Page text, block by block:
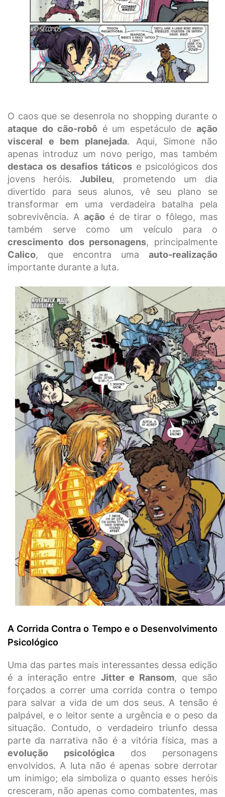
O caos que se desenrola no shopping durante o
ataque do cão-robô é um espetáculo deação
visceral e bem planejada. Aqui, Simone não
apenas introduz um novo perigo, mas também
destaca os desafios táticos e psicológicos dos
jovens heróis.Jubileu, prometendo um dia
divertido para seus alunos, vê seu plano se
transformar em uma verdadeira batalha pela
sobrevivência. A açãoé de tirar o fôlego, mas
também serve como um veículo para o
crescimento dos personagens, principalmente
Calico, que encontra uma auto-realização
importante durante a luta.
A Corrida Contra o Tempo e o Desenvolvimento
Psicológico
Uma das partes mais interessantes dessa edição
é a interação entre Jitter e Ransom, que são
forçados a correr uma corrida contra o tempo
para salvar a vida de um dos seus. A tensão é
palpável, e o leitor sente a urgência e o peso da
situação. Contudo, o verdadeiro triunfo dessa
parte da narrativa não é a vitória física, mas a
evolução psicológica dos personagens
envolvidos. A luta não é apenas sobre derrotar
um inimigo; ela simboliza o quanto esses heróis
cresceram, não apenas como combatentes, mas